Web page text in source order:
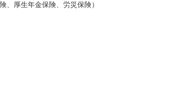
、厚生年金保険、労災保険）